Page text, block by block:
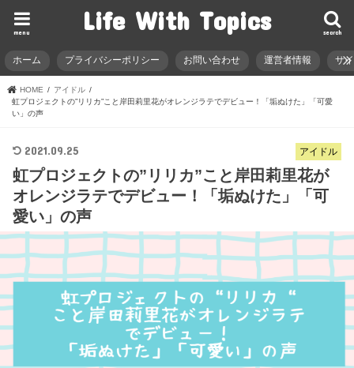
Life With Topics search
menu
ホーム プライバシーポリシー お問い合わせ 運営者情報 サ
HOME
アイドル
虹プロジェクトの”リリカ”こと岸田莉里花がオレンジラテでデビュー！「垢ぬけた」「可愛
い」の声
アイドル
2021.09.25
虹プロジェクトの”リリカ”こと岸田莉里花が
オレンジラテでデビュー！「垢ぬけた」「可
愛い」の声